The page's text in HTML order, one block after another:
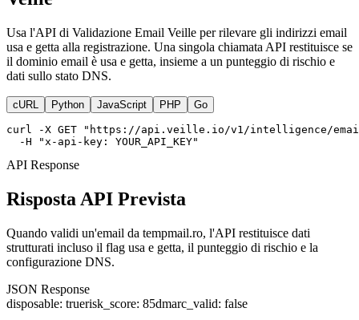
Usa l'API di Validazione Email Veille per rilevare gli indirizzi email
usa e getta alla registrazione. Una singola chiamata API restituisce se
il dominio email è usa e getta, insieme a un punteggio di rischio e
dati sullo stato DNS.
cURL Python JavaScript PHP Go
curl -X GET "https://api.veille.io/v1/intelligence/
  -H "x-api-key: YOUR_API_KEY"
API Response
Risposta API Prevista
Quando validi un'email da tempmail.ro, l'API restituisce dati
strutturati incluso il flag usa e getta, il punteggio di rischio e la
configurazione DNS.
JSON Response
disposable: truerisk_score: 85dmarc_valid: false